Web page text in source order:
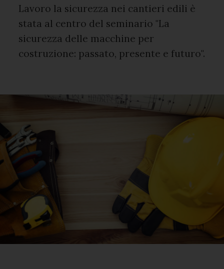
Lavoro la sicurezza nei cantieri edili è
stata al centro del seminario "La
sicurezza delle macchine per
costruzione: passato, presente e futuro".